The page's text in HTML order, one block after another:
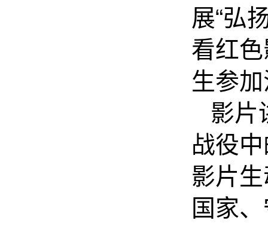
展“弘
看红
生参
影片
战役
影片
国家